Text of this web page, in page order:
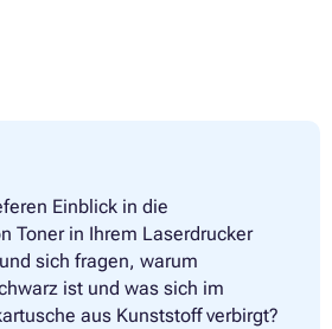
Einblick in die
Toner in Ihrem Laserdrucker
sich fragen, warum
ist und was sich im
aus Kunststoff verbirgt?